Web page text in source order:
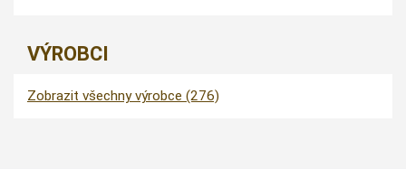
VÝROBCI
Zobrazit všechny výrobce (276)